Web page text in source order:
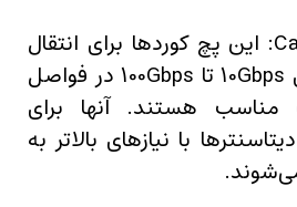
پچ کورد Cat7/Cat7A: این پچ کوردها برای انتقال
داده‌ها با سرعت‌های 10Gbps تا 100Gbps در فواصل
مناسب هستند. آنها برای
با نیازهای بالاتر به